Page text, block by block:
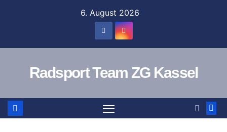
6. August 2026
Radsport Team ZG Kassel